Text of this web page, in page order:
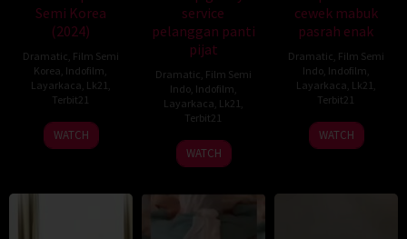
Semi Korea
(2024)
Dramatic Film Semi
Korea Indofilm
Layarkaca Lk21
Terbit21
WATCH
service
pelanggan panti
pijat
Dramatic Film Semi
Indo, Indofilm
Layarkaca Lk21
Terbit21
WATCH
cewek mabuk
pasrah enak
Dramatic Film Semi
Indo, Indofilm
Layarkaca Lk21
Terbit21
WATCH